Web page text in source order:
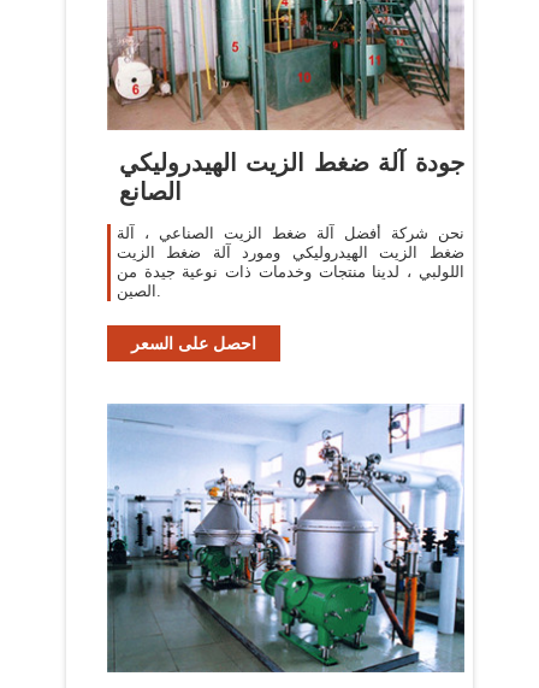
جودة آلة ضغط الزيت الهيدروليكي
الصانع
نحن شركة أفضل آلة ضغط الزيت الصناعي ، آلة
ضغط الزيت الهيدروليكي ومورد آلة ضغط الزيت
اللولبي ، لدينا منتجات وخدمات ذات نوعية جيدة من
الصين.
احصل على السعر